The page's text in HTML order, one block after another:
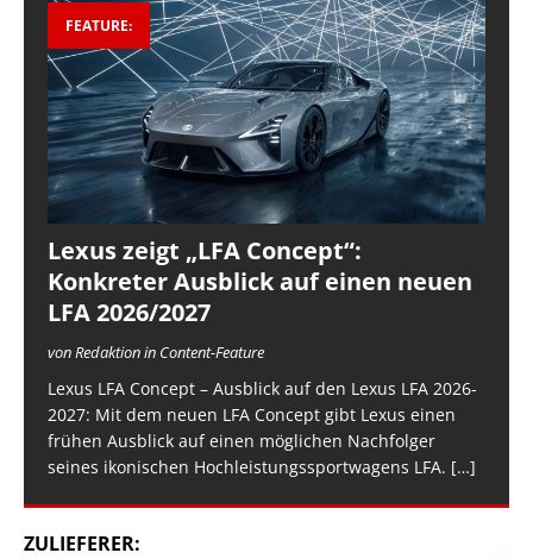
FEATURE:
Lexus zeigt „LFA Concept“:
Konkreter Ausblick auf einen neuen
LFA 2026/2027
von Redaktion in Content-Feature
Lexus LFA Concept – Ausblick auf den Lexus LFA 2026-
2027: Mit dem neuen LFA Concept gibt Lexus einen
frühen Ausblick auf einen möglichen Nachfolger
seines ikonischen Hochleistungssportwagens LFA. […]
ZULIEFERER: